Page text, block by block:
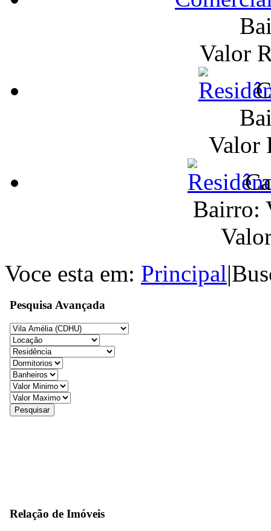
Valor
Valor
Bairro:
Voce esta em: Principal|
Pesquisa Avançada
Relação de Imóveis